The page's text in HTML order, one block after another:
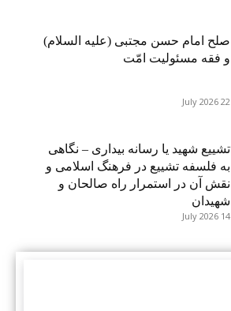
صلح امام حسن مجتبی (علیه السلام)
و فقه مسئولیت امّت
22 July 2026
تشییع شهید یا رسانه بیداری – نگاهی
به فلسفه تشییع در فرهنگ اسلامی و
نقش آن در استمرار راه صالحان و
شهیدان
14 July 2026